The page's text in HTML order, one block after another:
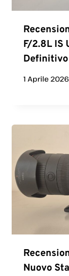
F/2.8L IS
Definitivo
1 Aprile 2026
Nuovo